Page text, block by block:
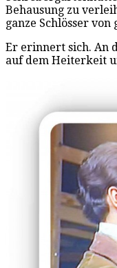
Behausung zu
ganze Schlösser
Er erinnert sich. An
auf dem Heiterkeit